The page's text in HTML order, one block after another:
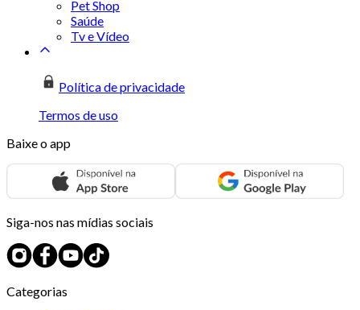
Pet Shop
Saúde
Tv e Vídeo
Política de privacidade
Termos de uso
Baixe o app
Siga-nos nas mídias sociais
Categorias